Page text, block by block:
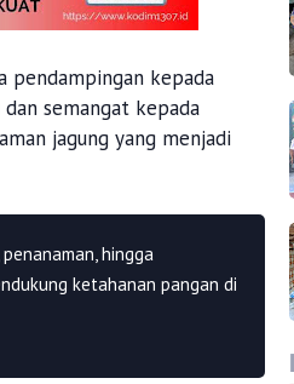
pendampingan kepada
semangat kepada
jagung yang menjadi
hingga
ketahanan pangan di